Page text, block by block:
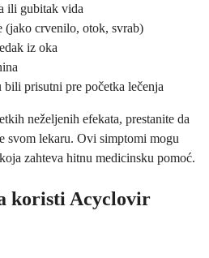
ili gubitak vida
(jako crvenilo, otok, svrab)
iz oka
prisutni pre početka lečenja
neželjenih efekata, prestanite da
svom lekaru. Ovi simptomi mogu
zahteva hitnu medicinsku pomoć.
koristi Acyclovir